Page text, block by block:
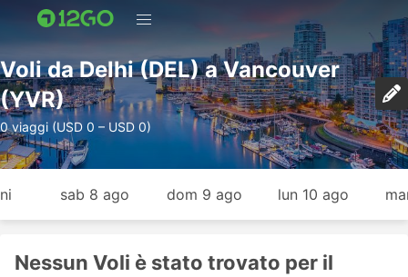
Voli da Delhi (DEL) a Vancouver
(YVR)
0 viaggi (USD 0 – USD 0)
sab 8 ago dom 9 ago lun 10 ago
Nessun Voli è stato trovato per il